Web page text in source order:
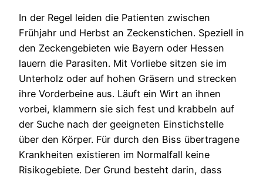
In der Regel leiden die Patienten zwischen
Frühjahr und Herbst an Zeckenstichen. Speziell in
den Zeckengebieten wie Bayern oder Hessen
lauern die Parasiten. Mit Vorliebe sitzen sie im
Unterholz oder auf hohen Gräsern und strecken
ihre Vorderbeine aus. Läuft ein Wirt an ihnen
vorbei, klammern sie sich fest und krabbeln auf
der Suche nach der geeigneten Einstichstelle
über den Körper. Für durch den Biss übertragene
Krankheiten existieren im Normalfall keine
Risikogebiete. Der Grund besteht darin, dass